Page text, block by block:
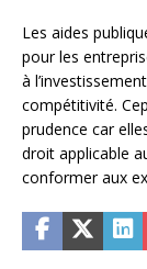
Les aides
pour les
à
compétitivité.
prudence car
droit applicable
conformer aux